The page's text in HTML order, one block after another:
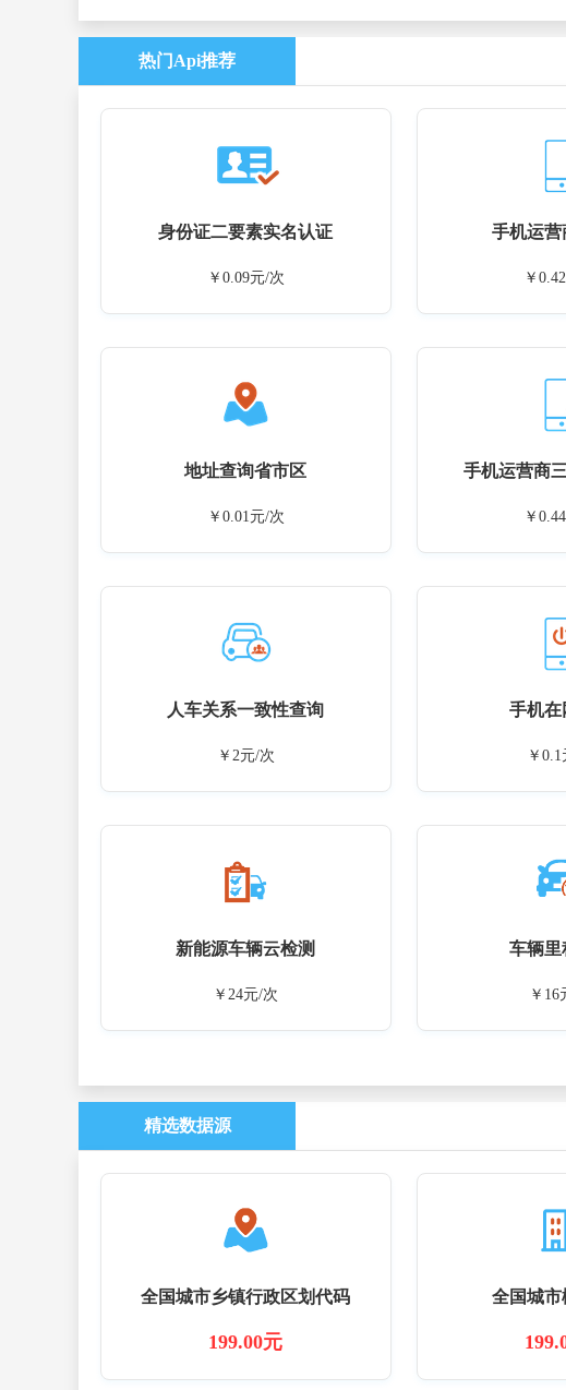
热门Api推荐
身份证二要素实名认证
￥0.09元/次
手机运
￥
地址查询省市区
￥0.01元/次
手机运营商
￥
人车关系一致性查询
￥2元/次
手机在
￥
新能源车辆云检测
￥24元/次
车辆里
￥16
精选数据源
全国城市乡镇行政区划代码
199.00元
全国城